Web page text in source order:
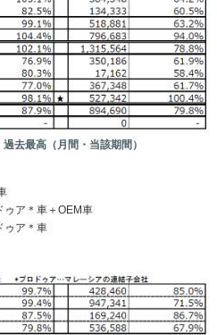
最高（月間・当該期間）
ゥア＊車＋OEM車
ゥア＊車